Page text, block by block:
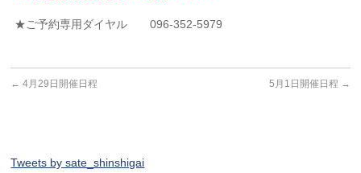
★ご予約専用ダイヤル 096-352-5979
← 4月29日開催日程 5月1日開催日程 →
Tweets by sate_shinshigai